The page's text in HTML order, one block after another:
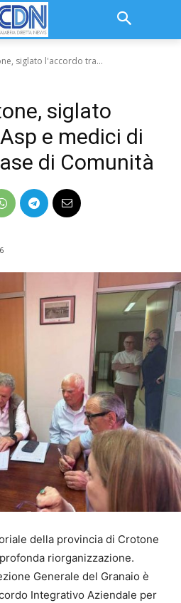
siglato l'accordo tra...
siglato
e medici di
di Comunità
della provincia di Crotone
riorganizzazione.
Generale del Granaio è
Integrativo Aziendale per